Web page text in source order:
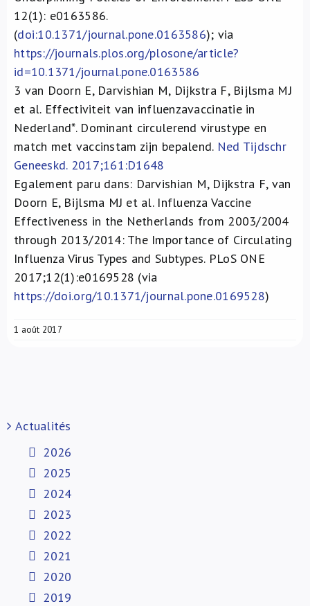
12(1): e0163586.
(doi:10.1371/journal.pone.0163586); via
https://journals.plos.org/plosone/article?
id=10.1371/journal.pone.0163586
3 van Doorn E, Darvishian M, Dijkstra F, Bijlsma MJ
et al. Effectiviteit van influenzavaccinatie in
Nederland*. Dominant circulerend virustype en
match met vaccinstam zijn bepalend. Ned Tijdschr
Geneeskd. 2017;161:D1648
Egalement paru dans: Darvishian M, Dijkstra F, van
Doorn E, Bijlsma MJ et al. Influenza Vaccine
Effectiveness in the Netherlands from 2003/2004
through 2013/2014: The Importance of Circulating
Influenza Virus Types and Subtypes. PLoS ONE
2017;12(1):e0169528 (via
https://doi.org/10.1371/journal.pone.0169528)
1 août 2017
Actualités
2026
2025
2024
2023
2022
2021
2020
2019